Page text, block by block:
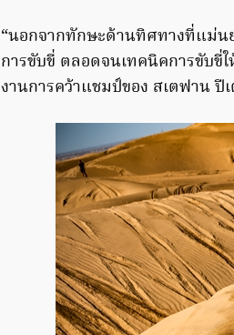
“นอกจากทักษะด้านทิศทางที่แม่น
การขับขี่ ตลอดจนเทคนิคการขับขี่
งานการคว้าแชมป์ของ สเตฟาน ปี